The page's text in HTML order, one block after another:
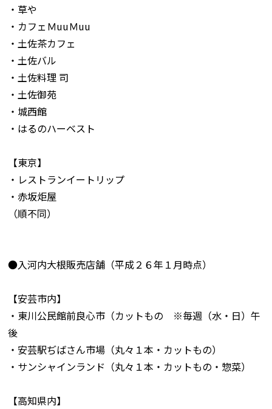
・草や
・カフェＭuuＭuu
・土佐茶カフェ
・土佐バル
・土佐料理 司
・土佐御苑
・城西館
・はるのハーベスト
【東京】
・レストランイートリップ
・赤坂炬屋
（順不同）
●入河内大根販売店舗（平成２６年１月時点）
【安芸市内】
・東川公民館前良心市（カットもの ※毎週（水・日）午
後
・安芸駅ぢばさん市場（丸々１本・カットもの）
・サンシャインランド（丸々１本・カットもの・惣菜）
【高知県内】